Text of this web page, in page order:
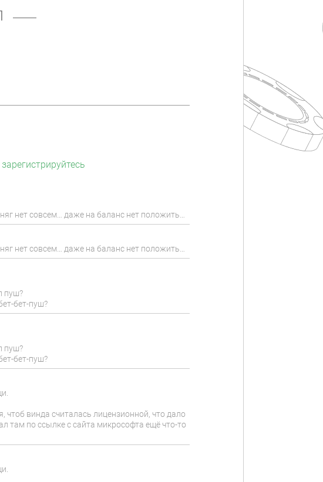
зарегистрируйтесь
нет совсем… даже на баланс нет положить…
нет совсем… даже на баланс нет положить…
пуш?
бет-пуш?
пуш?
бет-пуш?
винда считалась лицензионной, что дало
там по ссылке с сайта микрософта ещё что-то